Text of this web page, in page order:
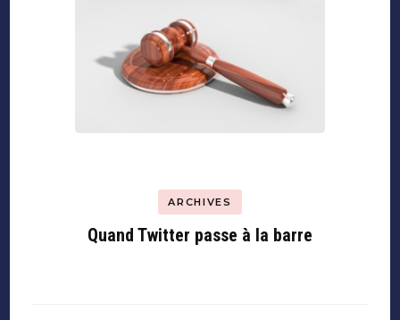
ARCHIVES
Quand Twitter passe à la barre